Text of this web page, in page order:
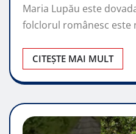
Maria Lupău este
folclorul românesc este
CITEȘTE MAI MULT